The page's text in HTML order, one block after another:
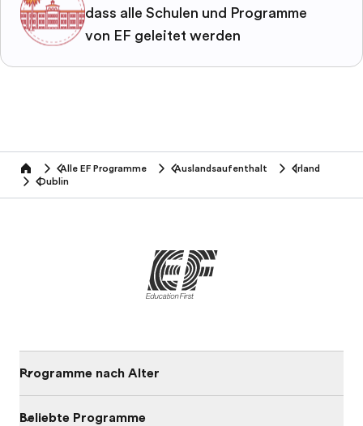
dass alle Schulen und Programme
von EF geleitet werden
home Alle EF Programme Auslandsaufenthalt
Irland
Dublin
Programme nach Alter
Beliebte Programme